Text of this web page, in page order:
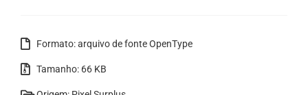
Formato: arquivo de fonte OpenType
Tamanho: 66 KB